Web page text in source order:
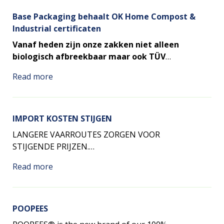
Base Packaging behaalt OK Home Compost &
Industrial certificaten
Vanaf heden zijn onze zakken niet alleen
biologisch afbreekbaar maar ook TÜV
Read more
IMPORT KOSTEN STIJGEN
LANGERE VAARROUTES ZORGEN VOOR
STIJGENDE PRIJZEN.
om te leiden via de Zuid Kaap van Afrika. Door de
Read more
POOPEES